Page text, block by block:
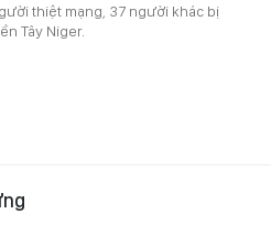
thiệt mạng, 37 người khác bị
Tây Niger.